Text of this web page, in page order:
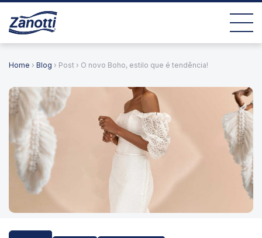
Home › Blog › Post › O novo Boho, estilo que é tendência!